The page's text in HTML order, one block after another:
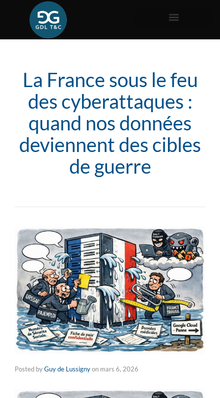
La France sous le feu
des cyberattaques :
quand nos données
deviennent des cibles
de guerre
Posted byGuy de Lussignyon mars 6, 2026